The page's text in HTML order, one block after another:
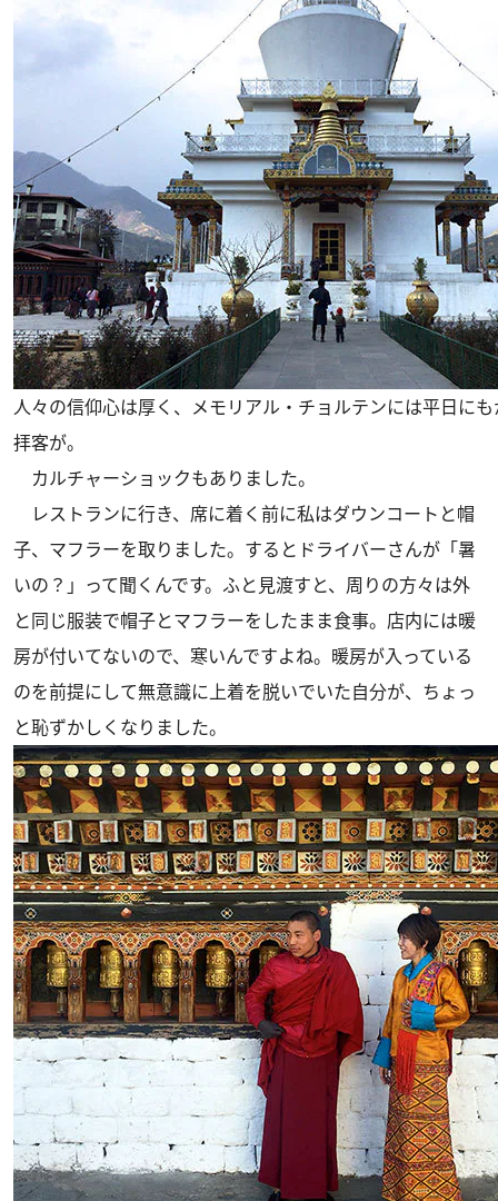
人々の信仰心は厚く、メモリアル・チョルテンには平日に
拝客が。
カルチャーショックもありました。
レストランに行き、席に着く前に私はダウンコートと帽
子、マフラーを取りました。するとドライバーさんが「暑
いの？」って聞くんです。ふと見渡すと、周りの方々は外
と同じ服装で帽子とマフラーをしたまま食事。店内には暖
房が付いてないので、寒いんですよね。暖房が入っている
のを前提にして無意識に上着を脱いでいた自分が、ちょっ
と恥ずかしくなりました。